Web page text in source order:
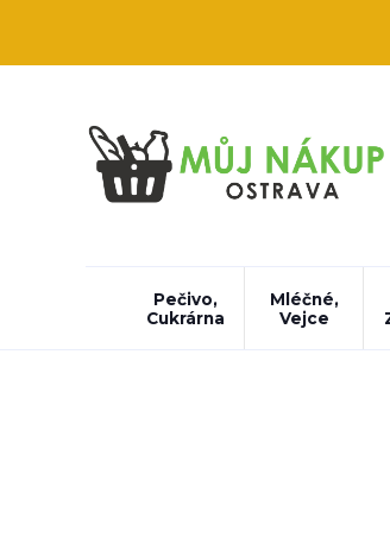
Pečivo,
Cukrárna
Mléčné,
Vejce